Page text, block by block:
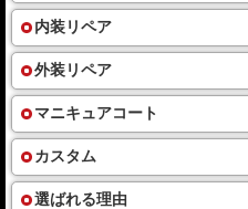
内装リペア
外装リペア
マニキュアコート
カスタム
選ばれる理由